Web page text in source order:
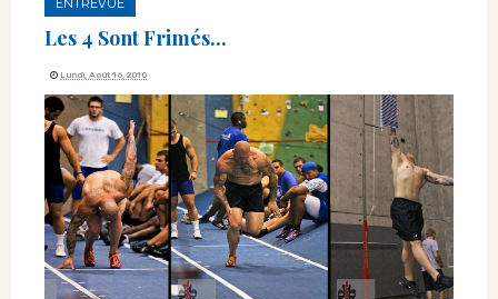
ENTREVUE
Les 4 Sont Frimés...
Lundi, Août 16, 2010